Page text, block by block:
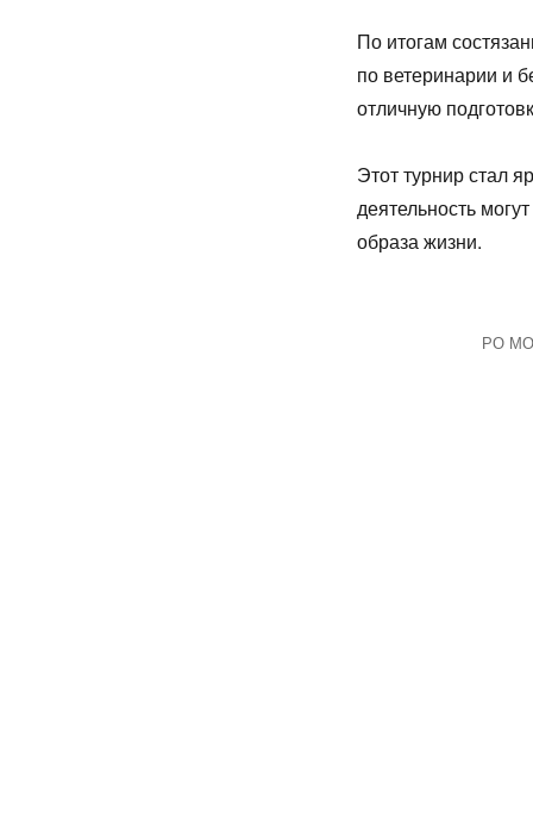
По итогам
по ветеринарии и
отличную
Этот турнир стал
деятельность
образа жизни.
РО